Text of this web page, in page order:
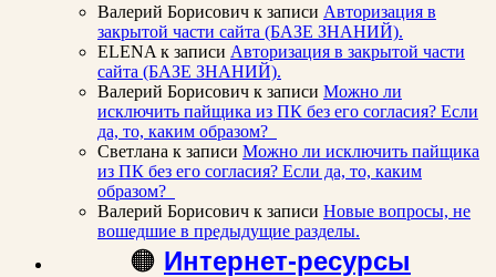
Валерий Борисович к записи Авторизация в
закрытой части сайта (БАЗЕ ЗНАНИЙ).
ELENA к записи Авторизация в закрытой части
сайта (БАЗЕ ЗНАНИЙ).
Валерий Борисович к записи Можно ли
исключить пайщика из ПК без его согласия? Если
да, то, каким образом?
Светлана к записи Можно ли исключить пайщика
из ПК без его согласия? Если да, то, каким
образом?
Валерий Борисович к записи Новые вопросы, не
вошедшие в предыдущие разделы.
🟠 Интернет-ресурсы